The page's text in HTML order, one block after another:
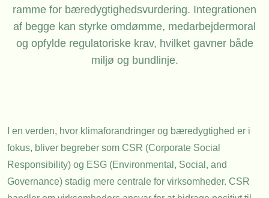
ramme for bæredygtighedsvurdering. Integrationen
af begge kan styrke omdømme, medarbejdermoral
og opfylde regulatoriske krav, hvilket gavner både
miljø og bundlinje.
I en verden, hvor klimaforandringer og bæredygtighed er i
fokus, bliver begreber som CSR (Corporate Social
Responsibility) og ESG (Environmental, Social, and
Governance) stadig mere centrale for virksomheder. CSR